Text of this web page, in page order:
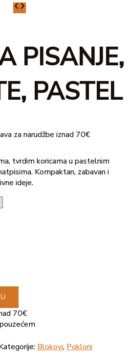
PISANJE,
PASTEL
za narudžbe iznad 70€
tvrdim koricama u pastelnim
Kompaktan, zabavan i
ideje.
70€
Blokovi,Pokloni